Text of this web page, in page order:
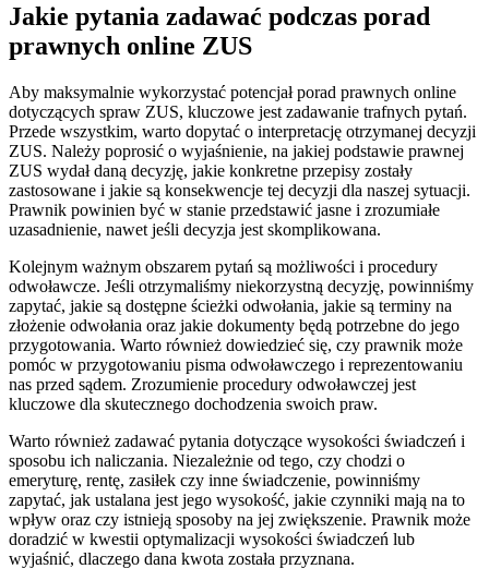
Jakie pytania zadawać podczas porad
prawnych online ZUS
Aby maksymalnie wykorzystać potencjał porad prawnych online
dotyczących spraw ZUS, kluczowe jest zadawanie trafnych pytań.
Przede wszystkim, warto dopytać o interpretację otrzymanej decyzji
ZUS. Należy poprosić o wyjaśnienie, na jakiej podstawie prawnej
ZUS wydał daną decyzję, jakie konkretne przepisy zostały
zastosowane i jakie są konsekwencje tej decyzji dla naszej sytuacji.
Prawnik powinien być w stanie przedstawić jasne i zrozumiałe
uzasadnienie, nawet jeśli decyzja jest skomplikowana.
Kolejnym ważnym obszarem pytań są możliwości i procedury
odwoławcze. Jeśli otrzymaliśmy niekorzystną decyzję, powinniśmy
zapytać, jakie są dostępne ścieżki odwołania, jakie są terminy na
złożenie odwołania oraz jakie dokumenty będą potrzebne do jego
przygotowania. Warto również dowiedzieć się, czy prawnik może
pomóc w przygotowaniu pisma odwoławczego i reprezentowaniu
nas przed sądem. Zrozumienie procedury odwoławczej jest
kluczowe dla skutecznego dochodzenia swoich praw.
Warto również zadawać pytania dotyczące wysokości świadczeń i
sposobu ich naliczania. Niezależnie od tego, czy chodzi o
emeryturę, rentę, zasiłek czy inne świadczenie, powinniśmy
zapytać, jak ustalana jest jego wysokość, jakie czynniki mają na to
wpływ oraz czy istnieją sposoby na jej zwiększenie. Prawnik może
doradzić w kwestii optymalizacji wysokości świadczeń lub
wyjaśnić, dlaczego dana kwota została przyznana.